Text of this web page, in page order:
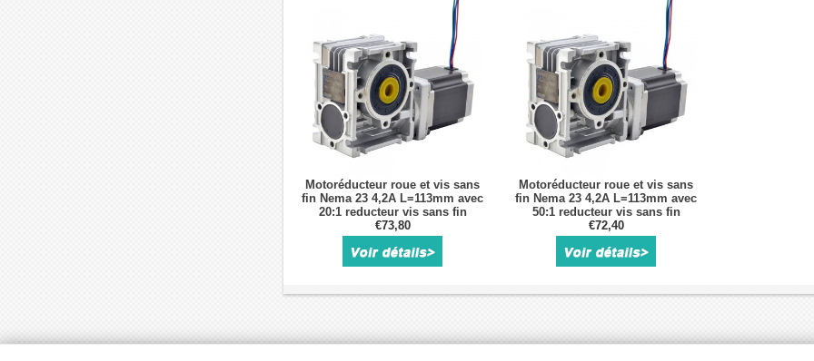
Motoréducteur roue et vis sans
fin Nema 23 4,2A L=113mm avec
20:1 reducteur vis sans fin
€73,80
Motoréducteur roue et vis sans
fin Nema 23 4,2A L=113mm avec
50:1 reducteur vis sans fin
NMRV30
€72,40